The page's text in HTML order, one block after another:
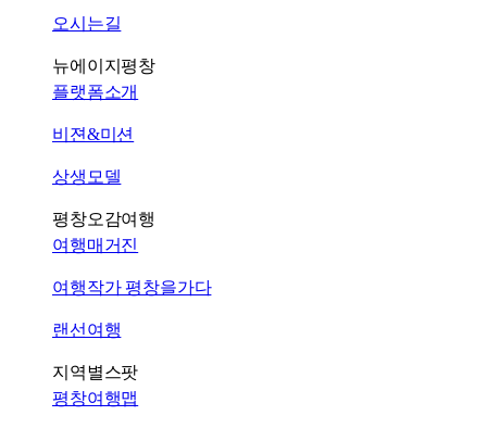
오시는길
뉴에이지평창
플랫폼소개
비젼&미션
상생모델
평창오감여행
여행매거진
여행작가 평창을가다
랜선여행
지역별스팟
평창여행맵